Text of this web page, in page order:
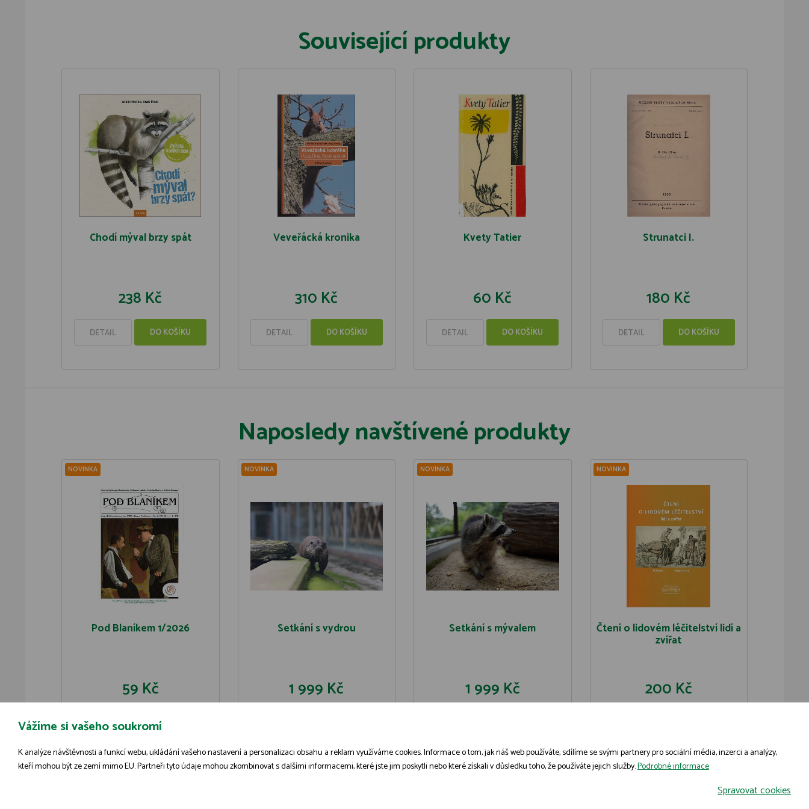
Související produkty
Chodí mýval brzy spát
238 Kč
DETAIL DO KOŠÍKU
Veveřácká kronika
310 Kč
DETAIL DO KOŠÍKU
Kvety Tatier
60 Kč
DETAIL DO KOŠÍKU
Strunatci I.
180 Kč
DETAIL DO KOŠÍKU
Naposledy navštívené produkty
NOVINKA
Pod Blaníkem 1/2026
59 Kč
DETAIL DO KOŠÍKU
NOVINKA
Setkání s vydrou
1 999 Kč
NOVINKA
Setkání s mývalem
1 999 Kč
NOVINKA
Čtení o lidovém léčitelství lidí a
zvířat
200 Kč
Vážíme si vašeho soukromí
K analýze návštěvnosti a funkcí webu, ukládání vašeho nastavení a personalizaci obsahu a reklam využíváme cookies. Informace o tom, jak náš web používáte, sdílíme se svými partnery pro sociální média, inzerci a analýzy,
kteří mohou být ze zemí mimo EU. Partneři tyto údaje mohou zkombinovat s dalšími informacemi, které jste jim poskytli nebo které získali v důsledku toho, že používáte jejich služby.Podrobné informace
Spravovat cookies